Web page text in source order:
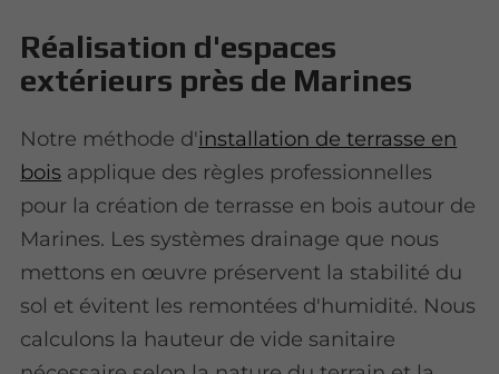
Réalisation d'espaces
extérieurs près de Marines
Notre méthode d'installation de terrasse en
bois applique des règles professionnelles
pour la création de terrasse en bois autour de
Marines. Les systèmes drainage que nous
mettons en œuvre préservent la stabilité du
sol et évitent les remontées d'humidité. Nous
calculons la hauteur de vide sanitaire